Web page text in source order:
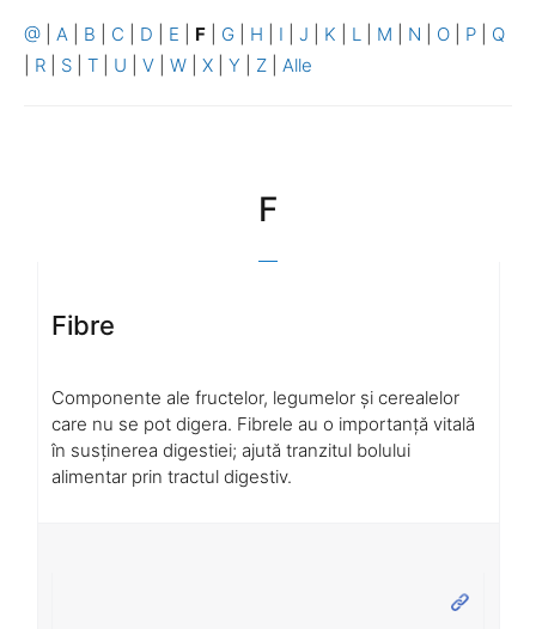
@ A B C D E F G H I J K L M N O P
Q
R S T U V W X Y Z Alle
F
Fibre
Componente ale fructelor, legumelor și cerealelor
care nu se pot digera. Fibrele au o importanță vitală
în susținerea digestiei; ajută tranzitul bolului
alimentar prin tractul digestiv.